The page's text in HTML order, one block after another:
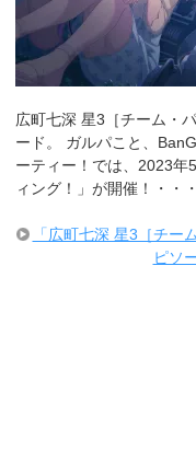
広町七深 星3［チーム・
ード。 ガルパこと、
ーティー！では、2023
ィング！」が開催！・・・
「広町七深 星3［チー
ピソ